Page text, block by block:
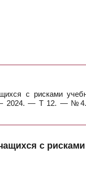
с рисками
— 2024. — Т 12. —
с